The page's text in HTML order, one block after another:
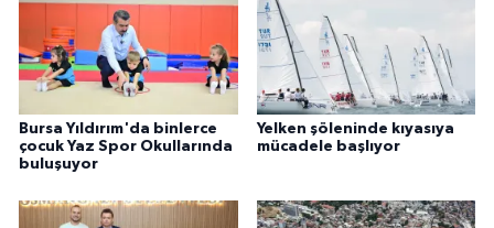
Bursa Yıldırım'da binlerce
çocuk Yaz Spor Okullarında
buluşuyor
Yelken şöleninde kıyasıya
mücadele başlıyor